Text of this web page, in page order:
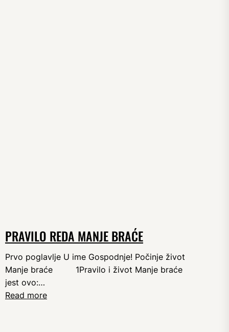
PRAVILO REDA MANJE BRAĆE
Prvo poglavlje U ime Gospodnje! Počinje život
Manje braće 1Pravilo i život Manje braće
jest ovo:…
Read more